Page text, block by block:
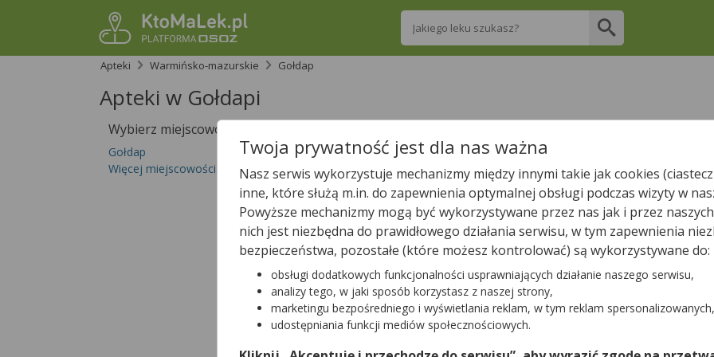
Wpisz nazwę leku
Apteki
Warmińsko-mazurskie Gołdap
Apteki w Gołdapi
Wybierz miejscowość
Gołdap
Więcej miejscowości...
Sprawdź, które apteki w Gołdapi posiadają Twój lek i
Wpisz nazwę leku
W Gołdapi jest7aptek.5aptek zgłosiło nam, że są właśnie
Tylko otwarte apteki
Twoja prywatność jest dla nas ważna
Nasz serwis wykorzystuje mechanizmy między innymi takie jak cookies
inne, które służą m.in. do zapewnienia optymalnej obsługi podczas wizyty w
Powyższe mechanizmy mogą być wykorzystywane przez nas jak i przez
nich jest niezbędna do prawidłowego działania serwisu, w tym zapewnienia
bezpieczeństwa, pozostałe (które możesz kontrolować) są wykorzystywane do:
obsługi dodatkowych funkcjonalności usprawniających działanie naszego serwisu,
analizy tego, w jaki sposób korzystasz z naszej strony,
marketingu bezpośredniego i wyświetlania reklam, w tym reklam spersonalizowanych,
udostępniania funkcji mediów społecznościowych.